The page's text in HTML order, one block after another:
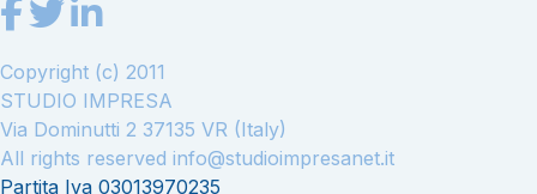
Copyright (c) 2011
STUDIO IMPRESA
Via Dominutti 2 37135 VR (Italy)
All rights reserved info@studioimpresanet.it
Partita Iva 03013970235